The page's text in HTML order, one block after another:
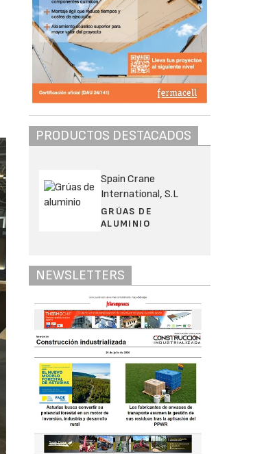
PRODUCTOS DESTACADOS
Spain Crane
International, S.L
GRÚAS DE
ALUMINIO
NEWSLETTERS